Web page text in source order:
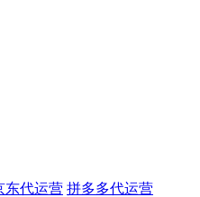
东代运营 拼多多代运营